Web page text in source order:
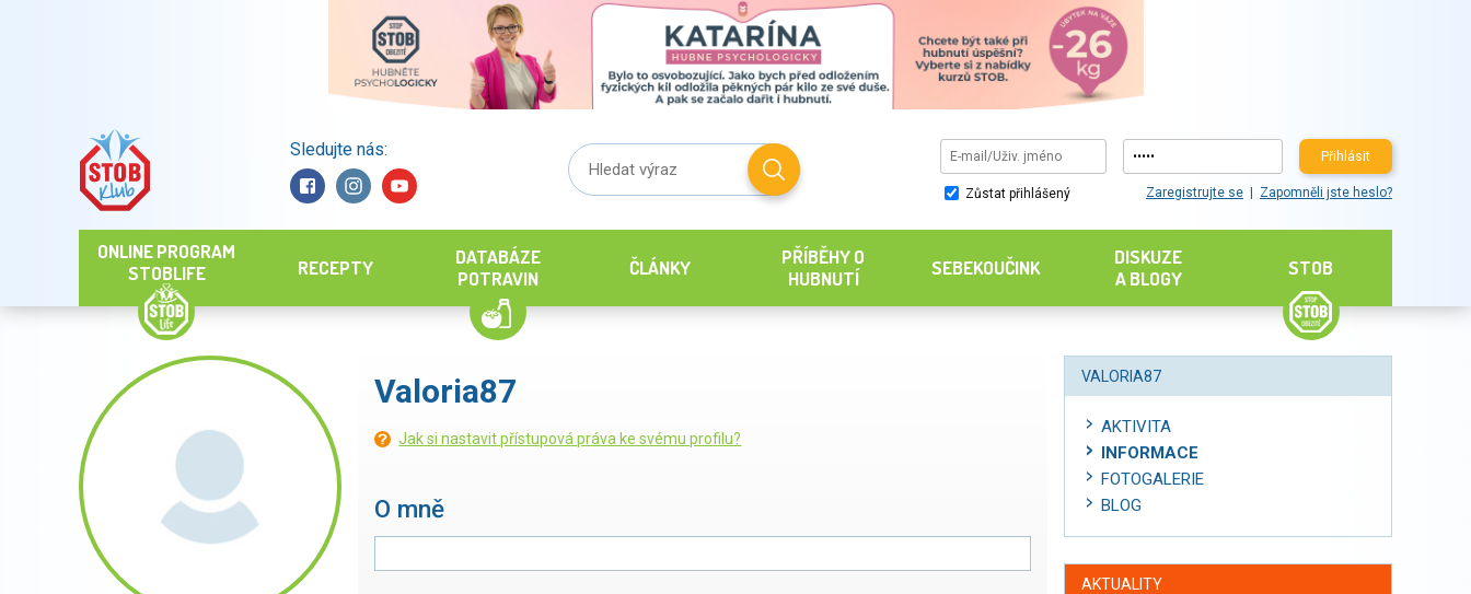
Sledujte nás: Přihlásit
Zůstat přihlášený Zaregistrujte se Zapomněli jste heslo?
ONLINE PROGRAM
STOBLIFE
RECEPTY
DATABÁZE
POTRAVIN
ČLÁNKY
PŘÍBĚHY O
HUBNUTÍ
SEBEKOUČINK
DISKUZE
A BLOGY
STOB
Valoria87
Jak si nastavit přístupová práva ke svému profilu?
O mně
VALORIA87
AKTIVITA
INFORMACE
FOTOGALERIE
BLOG
AKTUALITY